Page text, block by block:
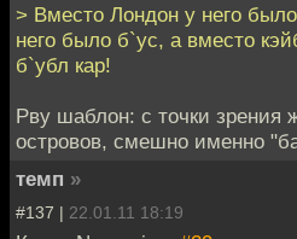
> Вместо Лондон у него
него было б`ус, а вместо
б`убл кар!
Рву шаблон: с точки зрения
островов, смешно именно
темп »
#137 | 22.01.11 18:19